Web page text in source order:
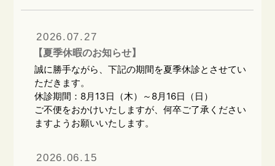
2026.07.27
【夏季休暇のお知らせ】
誠に勝手ながら、下記の期間を夏季休診とさせてい
ただきます。
休診期間：8月13日（木）～8月16日（日）
ご不便をおかけいたしますが、何卒ご了承ください
ますようお願いいたします。
2026.06.15